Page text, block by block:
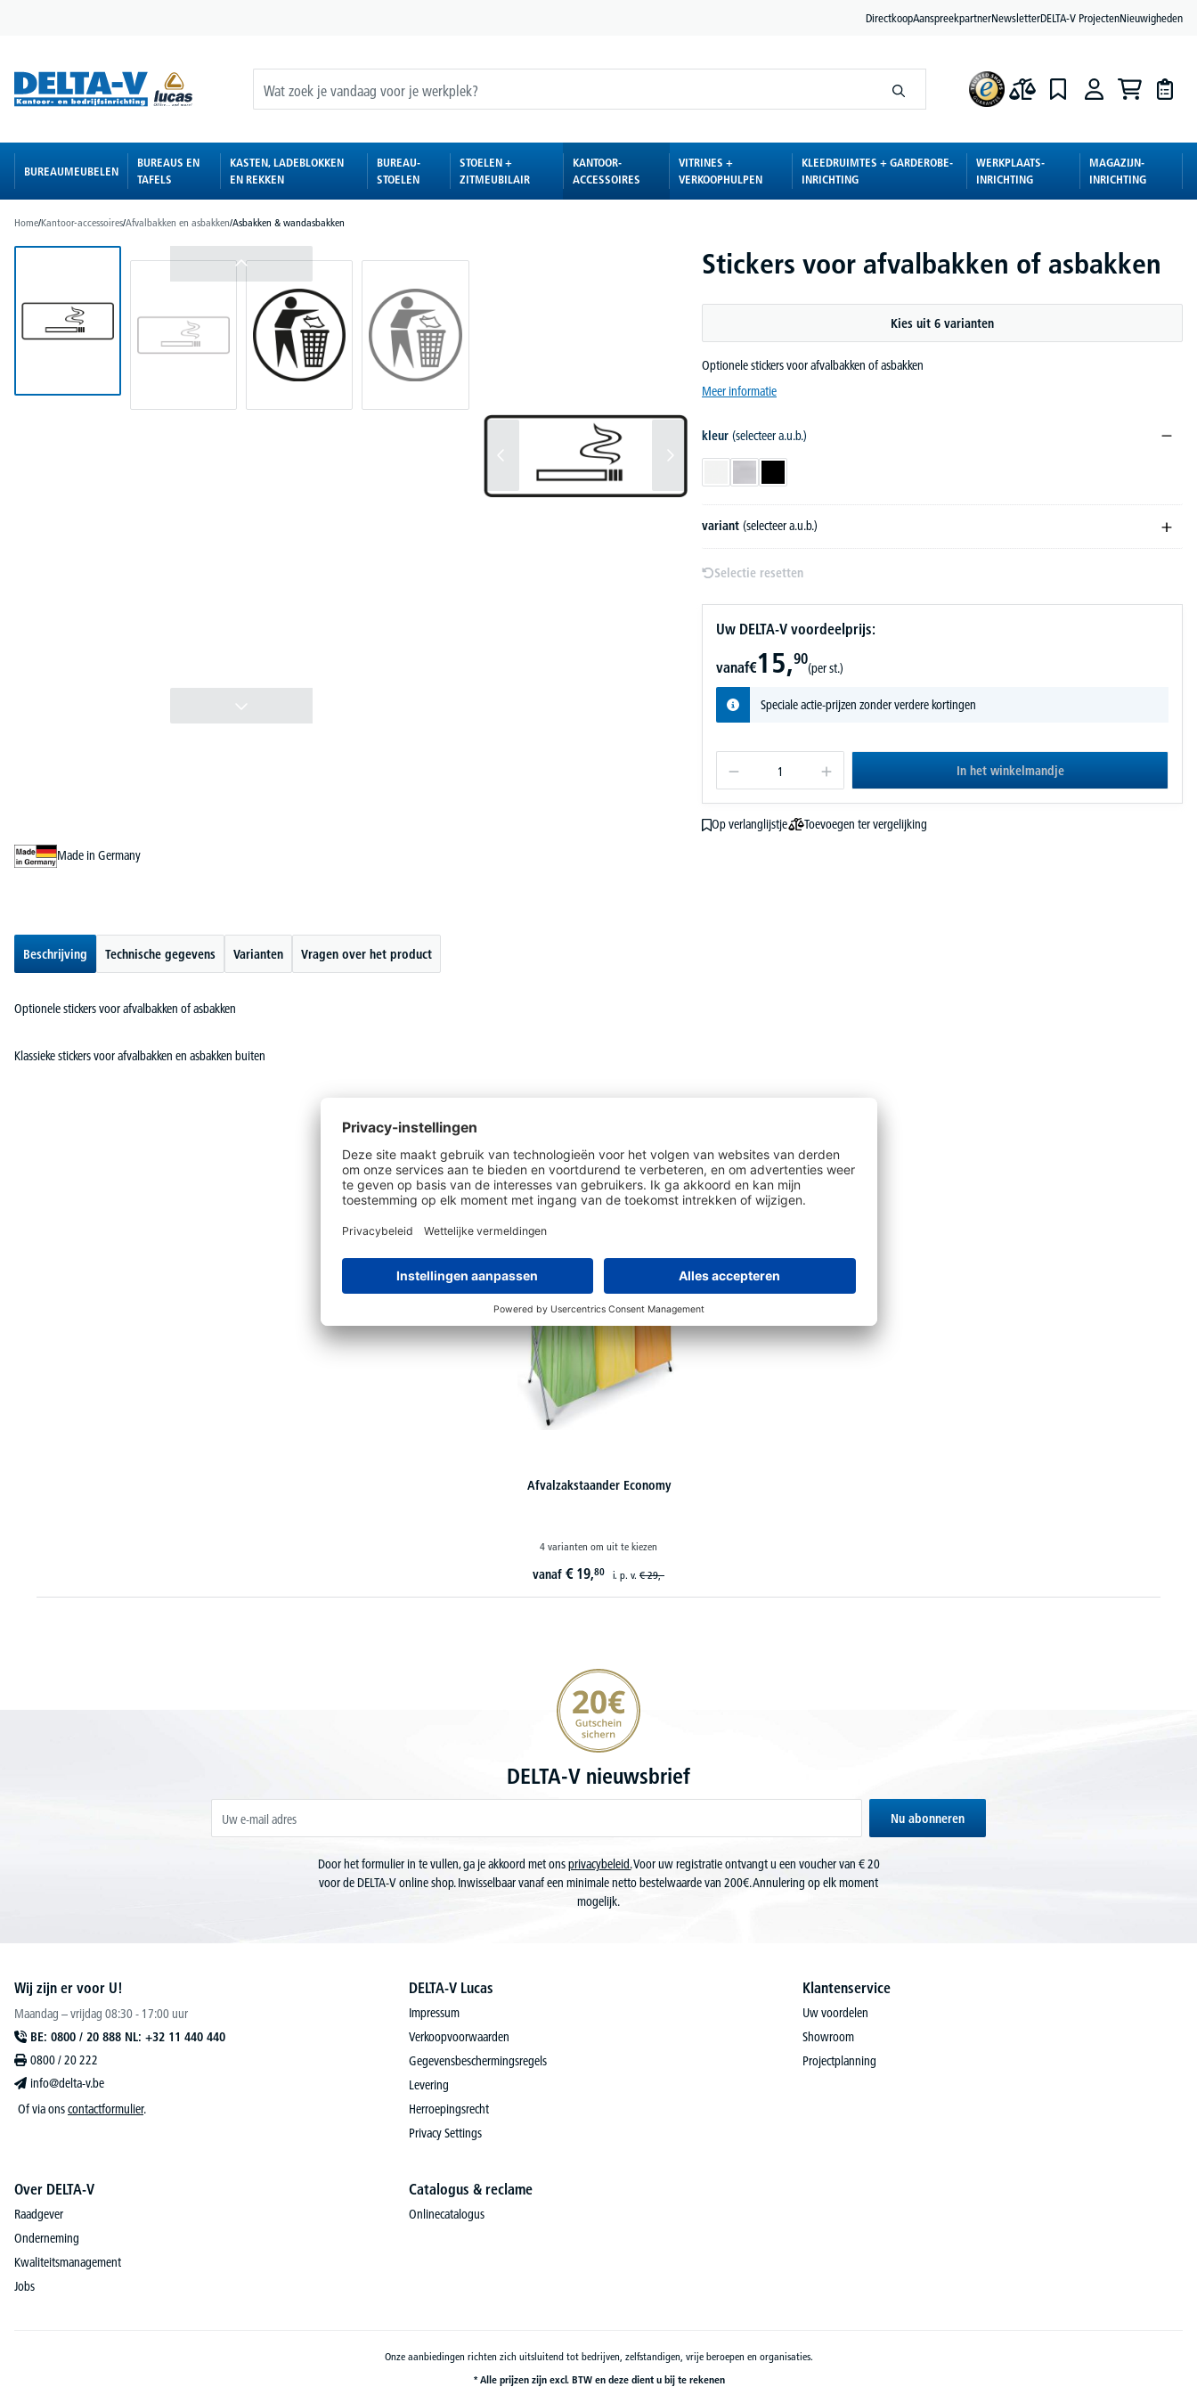
DirectkoopAanspreekpartnerNewsletterDELTA-V ProjectenNieuwigheden
BUREAUMEUBELEN
BUREAUS EN
TAFELS
KASTEN, LADEBLOKKEN
EN REKKEN
BUREAU-
STOELEN
STOELEN +
ZITMEUBILAIR
KANTOOR-
ACCESSOIRES
VITRINES +
VERKOOPHULPEN
KLEEDRUIMTES + GARDEROBE-
INRICHTING
WERKPLAATS-
INRICHTING
MAGAZIJN-
INRICHTING
Home/Kantoor-accessoires/Afvalbakken en asbakken/Asbakken & wandasbakken
Stickers voor afvalbakken of asbakken
Kies uit 6 varianten
Optionele stickers voor afvalbakken of asbakken
Meer informatie
kleur (selecteer a.u.b.)
variant (selecteer a.u.b.)
Selectie resetten
Uw DELTA-V voordeelprijs:
vanaf€15,90
(per st.)
Speciale actie-prijzen zonder verdere kortingen
In het winkelmandje
Op verlanglijstje
Toevoegen ter vergelijking
Made in Germany
Beschrijving Technische gegevens Varianten Vragen over het product
Optionele stickers voor afvalbakken of asbakken
Klassieke stickers voor afvalbakken en asbakken buiten
Andere klanten waren ook geïnteresseerd in dit
Systeem-afvalemmers
vanaf
20€ korting verzekeren
DELTA-V nieuwsbrief
Nu abonneren
Door het formulier in te vullen, ga je akkoord met onsprivacybeleid.Voor uw registratie ontvangt u een voucher van € 20
voor de DELTA-V online shop. Inwisselbaar vanaf een minimale netto bestelwaarde van 200€. Annulering op elk moment
mogelijk.
Wij zijn er voor U!
Maandag – vrijdag 08:30 - 17:00 uur
BE: 0800 / 20 888 NL: +32 11 440 440
0800 / 20 222
info@delta-v.be
Of via onscontactformulier.
DELTA-V Lucas
Impressum
Verkoopvoorwaarden
Gegevensbeschermingsregels
Levering
Herroepingsrecht
Privacy Settings
Klantenservice
Uw voordelen
Showroom
Projectplanning
Over DELTA-V
Raadgever
Onderneming
Kwaliteitsmanagement
Jobs
Catalogus & reclame
Onlinecatalogus
Onze aanbiedingen richten zich uitsluitend tot bedrijven, zelfstandigen, vrije beroepen en organisaties.
* Alle prijzen zijn excl. BTW en deze dient u bij te rekenen